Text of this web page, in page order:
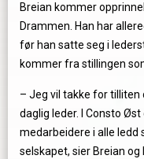
Breian kommer
Drammen. Han har
før han satte seg i
kommer fra stillingen
– Jeg vil takke for tilliten
daglig leder. I Consto
medarbeidere i alle ledd
selskapet, sier Breian og